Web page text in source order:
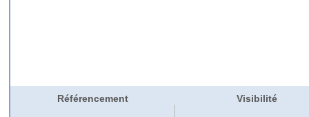
Référencement Visibilité